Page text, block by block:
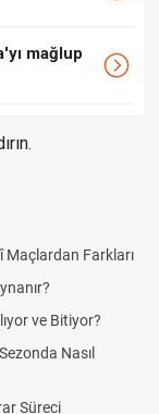
mağlup
Farkları